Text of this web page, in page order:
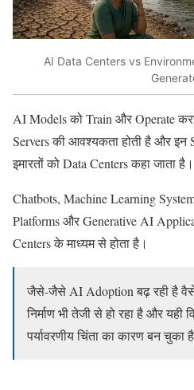
AI Data Centers vs
AI Models को Train और Operate
Servers की आवश्यकता होती है और इन
इमारतों को Data Centers कहा जाता है।
Chatbots, Machine Learning
Platforms और Generative AI
Centers के माध्यम से होता है।
जैसे-जैसे AI Adoption बढ़ रही है
निर्माण भी तेजी से हो रहा है और यही
पर्यावरणीय चिंता का कारण बन चुका